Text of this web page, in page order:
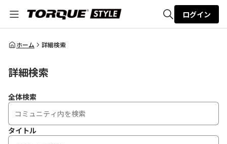
全体検索
ログイン
ホーム 詳細検索
詳細検索
全体検索
タイトル